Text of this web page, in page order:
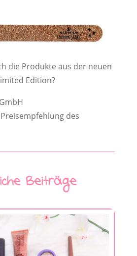
die Produkte aus der neuen
Edition?
des
Beiträge